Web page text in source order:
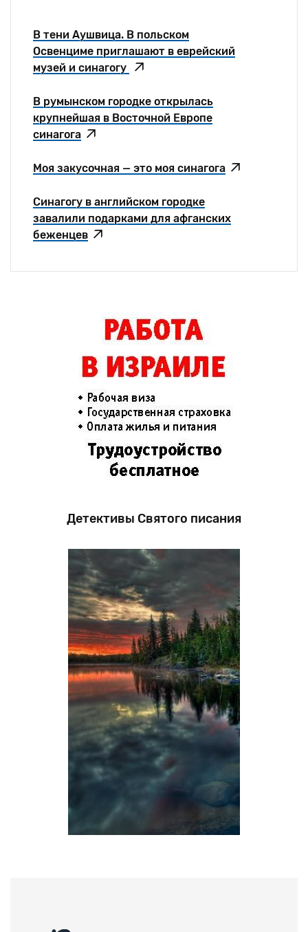
В тени Аушвица. В польском
Освенциме приглашают в еврейский
музей и синагогу
В румынском городке открылась
крупнейшая в Восточной Европе
синагога
Моя закусочная — это моя синагога
Синагогу в английском городке
завалили подарками для афганских
беженцев
Детективы Святого писания